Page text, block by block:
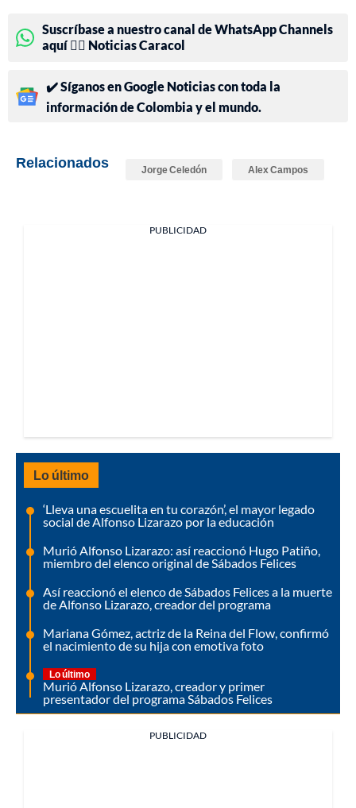
Suscríbase a nuestro canal de WhatsApp Channels
aquí 👉🏻 Noticias Caracol
✔️ Síganos en Google Noticias con toda la
información de Colombia y el mundo.
Relacionados Jorge Celedón Alex Campos
PUBLICIDAD
Lo último
‘Lleva una escuelita en tu corazón’, el mayor legado
social de Alfonso Lizarazo por la educación
Murió Alfonso Lizarazo: así reaccionó Hugo Patiño,
miembro del elenco original de Sábados Felices
Así reaccionó el elenco de Sábados Felices a la muerte
de Alfonso Lizarazo, creador del programa
Mariana Gómez, actriz de la Reina del Flow, confirmó
el nacimiento de su hija con emotiva foto
Lo último
Murió Alfonso Lizarazo, creador y primer
presentador del programa Sábados Felices
PUBLICIDAD